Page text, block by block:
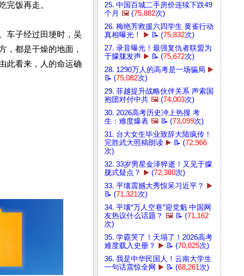
完饭再走。
车子经过田埂时，吴
，都是干燥的地面，
此看来，人的命运确
25. 中国百城二手房价连续下跌49
个月 🖼️ (75,882次)
26. 梅艳芳救援六四学生 黄雀行动
真相曝光！
▶️ 📝 (75,832次)
27. 录音曝光！最强复仇者联盟为
于朦胧发声 ▶️ 📝 (75,672次)
28. 1290万人的高考是一场骗局 ▶️
📝 (75,082次)
29. 菲越提升战略伙伴关系 声索国
抱团对付中共 🖼️ (74,003次)
30. 2026高考历史冲上热搜 考
生：难度爆表 🖼️ 📝 (73,099次)
31. 台大女生毕业致辞大陆疯传！
完胜武大照稿朗读 ▶️ 📝 (72,966
次)
32. 33岁男星金泽猝逝！又见于朦
胧式疑点？
▶️ (72,380次)
33. 平壤震撼大秀惊呆习近平？
▶️
📝 (71,321次)
34. 平壤“万人空巷”迎党魁 中国网
友热议什么话题？ 🖼️ 📝 (71,162
次)
35. 学霸哭了！天塌了！2026高考
难度载入史册？
▶️ 📝 (70,025次)
36. 我是中华民国人！云南大学生
一句话震惊全网 ▶️ 📝 (68,261次)